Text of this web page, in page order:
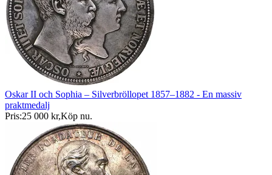
Oskar II och Sophia – Silverbröllopet 1857–1882 - En massiv
praktmedalj
Pris:25 000 kr,Köp nu.